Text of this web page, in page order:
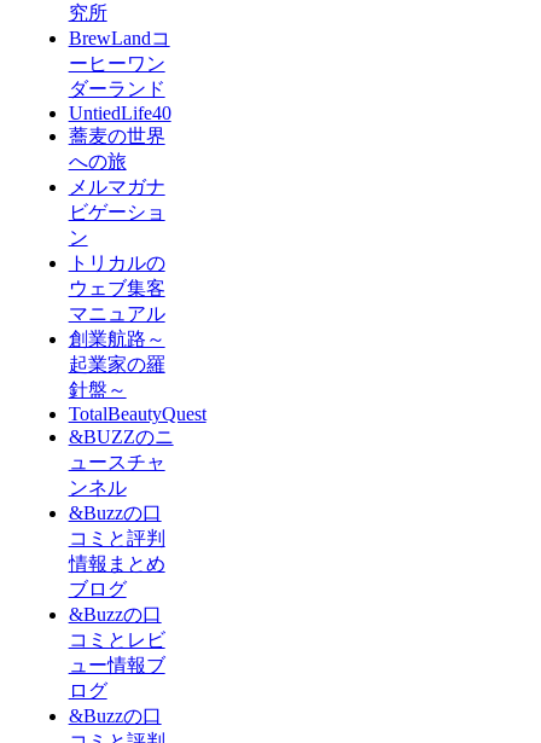
究所
BrewLandコ
ーヒーワン
ダーランド
UntiedLife40
蕎麦の世界
への旅
メルマガナ
ビゲーショ
ン
トリカルの
ウェブ集客
マニュアル
創業航路～
起業家の羅
針盤～
TotalBeautyQuest
&BUZZのニ
ュースチャ
ンネル
&Buzzの口
コミと評判
情報まとめ
ブログ
&Buzzの口
コミとレビ
ュー情報ブ
ログ
&Buzzの口